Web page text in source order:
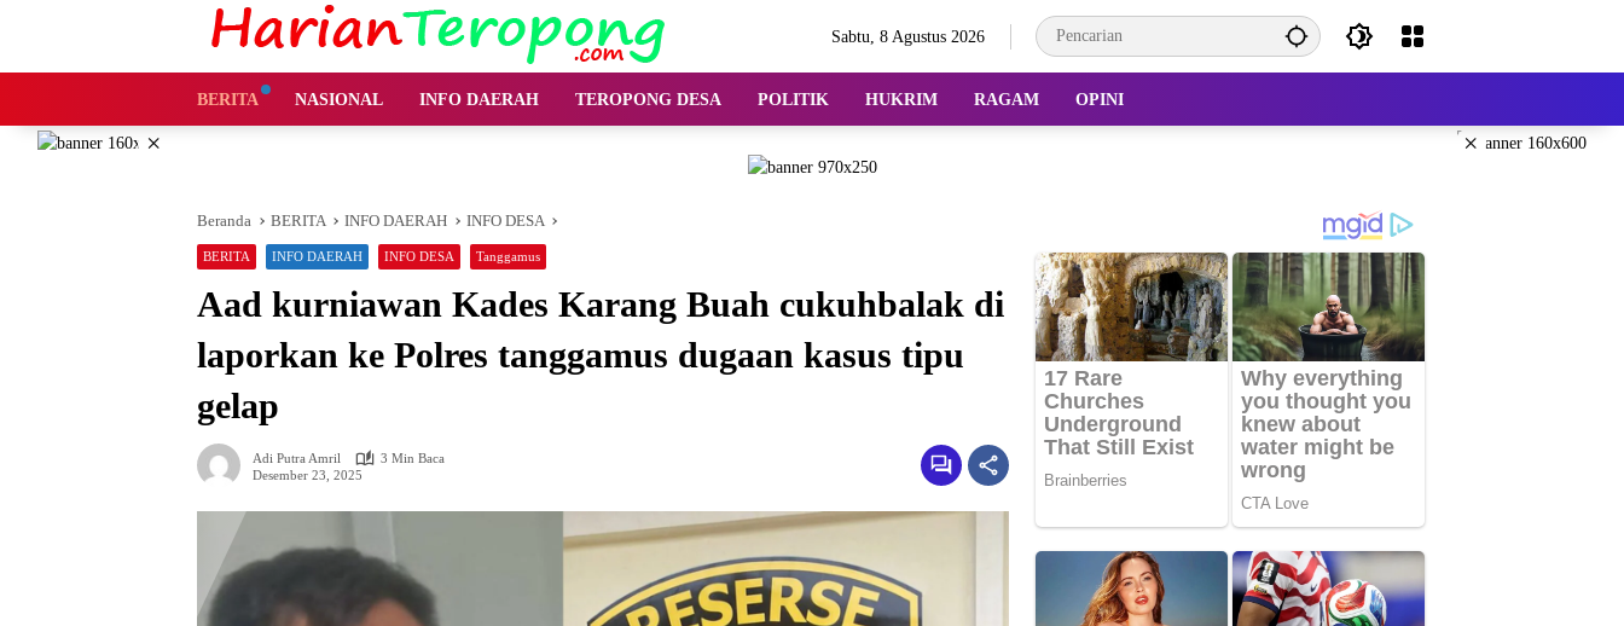
Sabtu, 8 Agustus 2026
BERITA NASIONAL INFO DAERAH TEROPONG DESA POLITIK HUKRIM RAGAM OPINI
× ×
Beranda BERITA INFO DAERAH INFO DESA
BERITA INFO DAERAH INFO DESA Tanggamus
Aad kurniawan Kades Karang Buah cukuhbalak di
laporkan ke Polres tanggamus dugaan kasus tipu
gelap
Adi Putra Amril
3 Min Baca
Desember 23, 2025